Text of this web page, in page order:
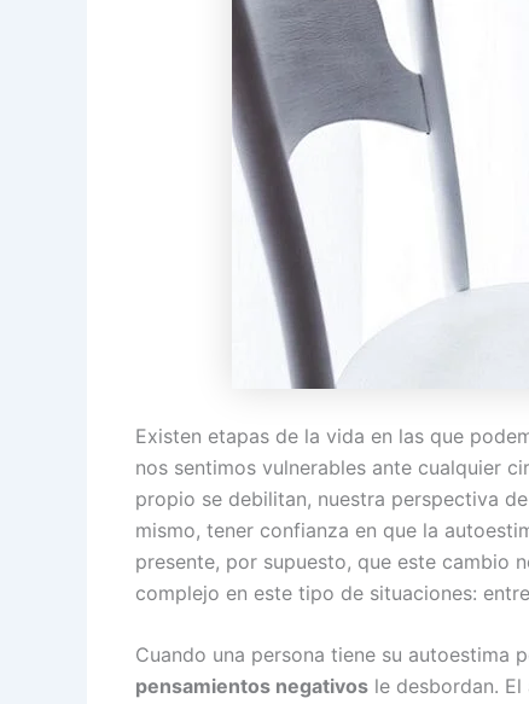
Existen etapas de la vida en las que
nos sentimos vulnerables ante cualquier
propio se debilitan, nuestra perspectiva
mismo, tener confianza en que la
presente, por supuesto, que este cambio
complejo en este tipo de situaciones:
Cuando una persona tiene su autoestima
pensamientos negativos le desbordan.